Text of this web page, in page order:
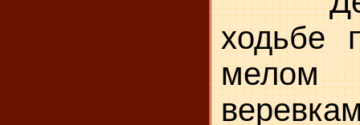
ходьбе